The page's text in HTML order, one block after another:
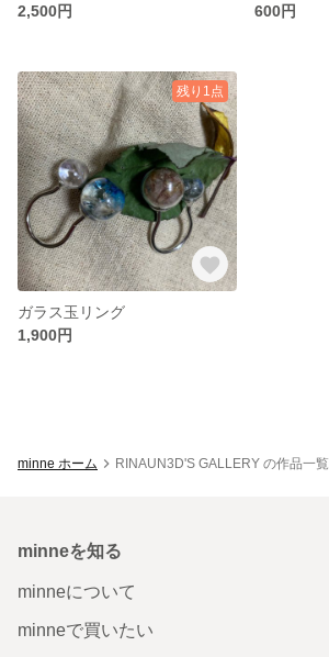
2,500円
600円
残り1点
ガラス玉リング
1,900円
minne ホーム RINAUN3D'S GALLERY の作品一覧
minneを知る
minneについて
minneで買いたい